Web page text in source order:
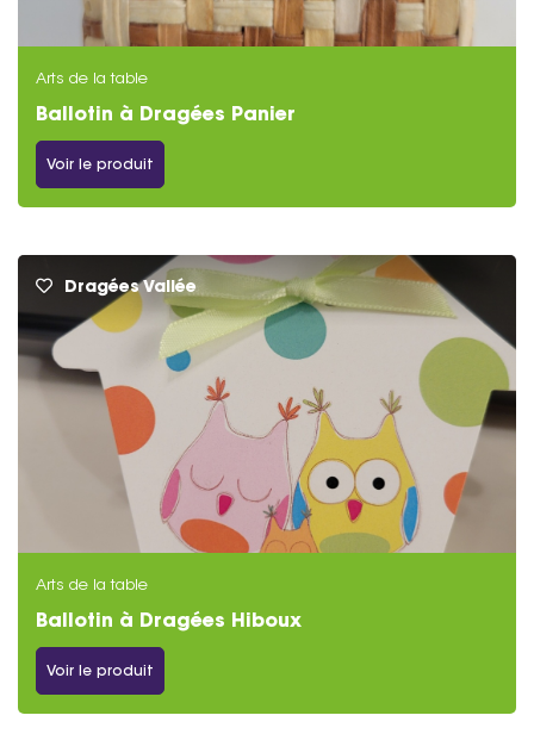
Arts de la table
Ballotin à Dragées Panier
Voir le produit
Dragées Vallée
Arts de la table
Ballotin à Dragées Hiboux
Voir le produit